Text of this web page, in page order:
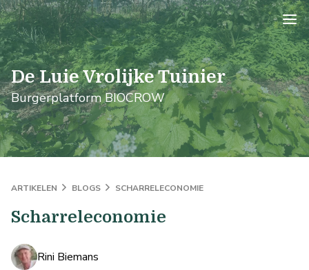
logo
De Luie Vrolijke Tuinier
Burgerplatform BIOCROW
ARTIKELEN BLOGS SCHARRELECONOMIE
Scharreleconomie
Rini Biemans